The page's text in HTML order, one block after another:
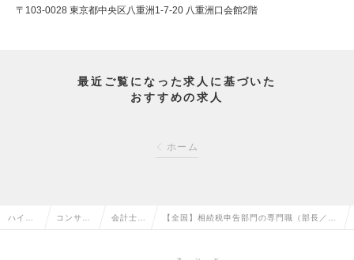
〒103-0028 東京都中央区八重洲1-7-20 八重洲口会館2階
最近ご覧になった求人に基づいた
おすすめの求人
ホーム
ハイク コンサル 会計士・ 【全国】相続税申告部門の専門職（部長／シ